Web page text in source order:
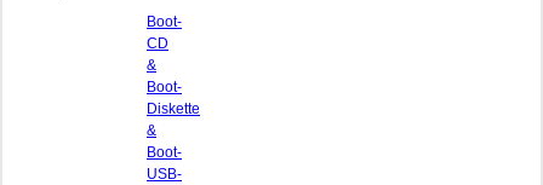
Boot-
CD
&
Boot-
Diskette
&
Boot-
USB-